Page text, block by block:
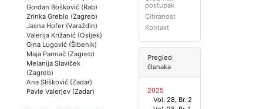
Gordan Bošković (Rab)
Zrinka Greblo (Zagreb)
Jasna Hofer (Varaždin)
Valerija Križanić (Osijek)
Gina Lugović (Šibenik)
Maja Parmač (Zagreb)
Melanija Slaviček
(Zagreb)
Ana Slišković (Zadar)
Pavle Valerjev (Zadar)
postupak
Citiranost
Kontakt
Pregled
članaka
2025
Vol. 28, Br. 2